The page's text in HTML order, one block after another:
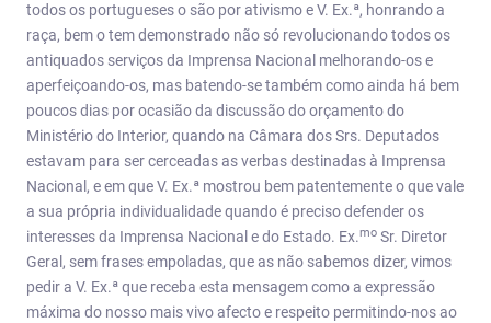
todos os portugueses o são por ativismo e V. Ex.ª, honrando a
raça, bem o tem demonstrado não só revolucionando todos os
antiquados serviços da Imprensa Nacional melhorando-os e
aperfeiçoando-os, mas batendo-se também como ainda há bem
poucos dias por ocasião da discussão do orçamento do
Ministério do Interior, quando na Câmara dos Srs. Deputados
estavam para ser cerceadas as verbas destinadas à Imprensa
Nacional, e em que V. Ex.ª mostrou bem patentemente o que vale
a sua própria individualidade quando é preciso defender os
interesses da Imprensa Nacional e do Estado. Ex.mo Sr. Diretor
Geral, sem frases empoladas, que as não sabemos dizer, vimos
pedir a V. Ex.ª que receba esta mensagem como a expressão
máxima do nosso mais vivo afecto e respeito permitindo-nos ao